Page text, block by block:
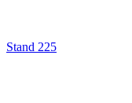
Stand 225